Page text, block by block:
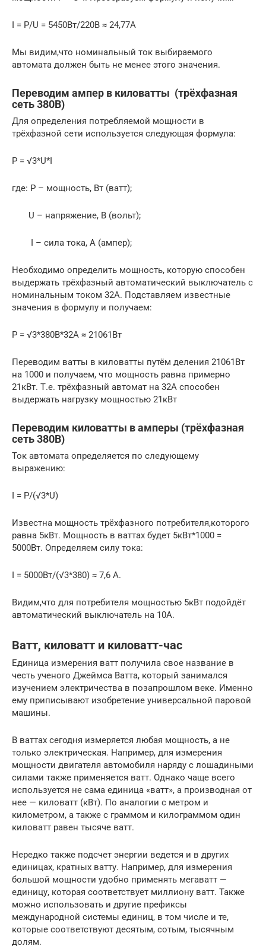
I = P/U = 5450Вт/220В ≈ 24,77А
Мы видим,что номинальный ток выбираемого
автомата должен быть не менее этого значения.
Переводим ампер в киловатты (трёхфазная
сеть 380В)
Для определения потребляемой мощности в
трёхфазной сети используется следующая формула:
P = √3*U*I
где: P – мощность, Вт (ватт);
U – напряжение, В (вольт);
I – сила тока, А (ампер);
Необходимо определить мощность, которую способен
выдержать трёхфазный автоматический выключатель с
номинальным током 32А. Подставляем известные
значения в формулу и получаем:
P = √3*380В*32А ≈ 21061Вт
Переводим ватты в киловатты путём деления 21061Вт
на 1000 и получаем, что мощность равна примерно
21кВт. Т.е. трёхфазный автомат на 32А способен
выдержать нагрузку мощностью 21кВт
Переводим киловатты в амперы (трёхфазная
сеть 380В)
Ток автомата определяется по следующему
выражению:
I = P/(√3*U)
Известна мощность трёхфазного потребителя,которого
равна 5кВт. Мощность в ваттах будет 5кВт*1000 =
5000Вт. Определяем силу тока:
I = 5000Вт/(√3*380) ≈ 7,6 А.
Видим,что для потребителя мощностью 5кВт подойдёт
автоматический выключатель на 10А.
Ватт, киловатт и киловатт-час
Единица измерения ватт получила свое название в
честь ученого Джеймса Ватта, который занимался
изучением электричества в позапрошлом веке. Именно
ему приписывают изобретение универсальной паровой
машины.
В ваттах сегодня измеряется любая мощность, а не
только электрическая. Например, для измерения
мощности двигателя автомобиля наряду с лошадиными
силами также применяется ватт. Однако чаще всего
используется не сама единица «ватт», а производная от
нее — киловатт (кВт). По аналогии с метром и
километром, а также с граммом и килограммом один
киловатт равен тысяче ватт.
Нередко также подсчет энергии ведется и в других
единицах, кратных ватту. Например, для измерения
большой мощности удобно применять мегаватт —
единицу, которая соответствует миллиону ватт. Также
можно использовать и другие префиксы
международной системы единиц, в том числе и те,
которые соответствуют десятым, сотым, тысячным
долям.